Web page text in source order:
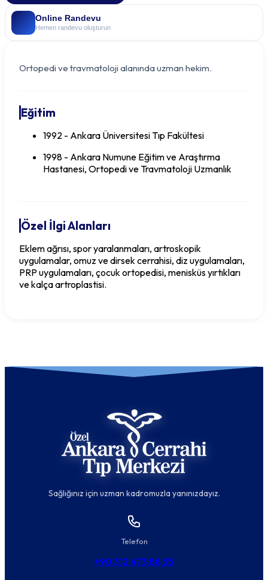
Op. Dr. Mehmet Murat ÖZKAN
Online Randevu
Hemen randevu oluşturun
Ortopedi ve travmatoloji alanında uzman hekim.
Eğitim
1992 - Ankara Üniversitesi Tıp Fakültesi
1998 - Ankara Numune Eğitim ve Araştırma
Hastanesi, Ortopedi ve Travmatoloji Uzmanlık
Özel İlgi Alanları
Eklem ağrısı, spor yaralanmaları, artroskopik
uygulamalar, omuz ve dirsek cerrahisi, diz uygulamaları,
PRP uygulamaları, çocuk ortopedisi, menisküs yırtıkları
ve kalça artroplastisi.
Sağlığınız için uzman kadromuzla yanınızdayız.
Telefon
+90 312 473 88 55